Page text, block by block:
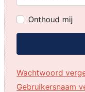
Onthoud mij
Wachtwoord
Gebruikersnaam